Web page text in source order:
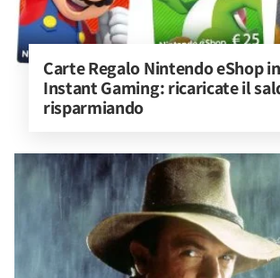
Carte Regalo Nintendo eShop
Instant Gaming: ricaricate il
risparmiando